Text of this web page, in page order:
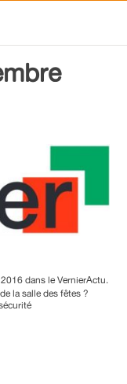
dans le VernierActu.
la salle des fêtes ?